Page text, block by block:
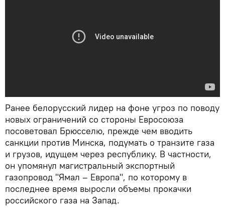
Ранее белорусский лидер на фоне угроз по поводу
новых ограничений со стороны Евросоюза
посоветовал Брюсселю, прежде чем вводить
санкции против Минска, подумать о транзите газа
и грузов, идущем через республику. В частности,
он упомянул магистральный экспортный
газопровод "Ямал – Европа", по которому в
последнее время выросли объемы прокачки
российского газа на Запад.